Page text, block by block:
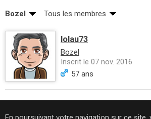
Bozel Tous les membres
lolau73
Bozel
Inscrit le 07 nov. 2016
57 ans